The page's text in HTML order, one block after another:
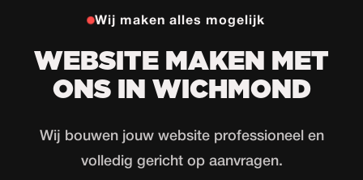
Wij maken alles mogelijk
WEBSITE MAKEN MET
ONS IN WICHMOND
Wij bouwen jouw website professioneel en
volledig gericht op aanvragen.